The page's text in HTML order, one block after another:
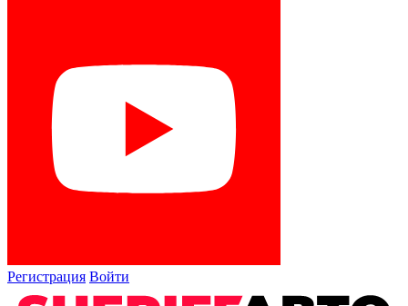
Регистрация Войти